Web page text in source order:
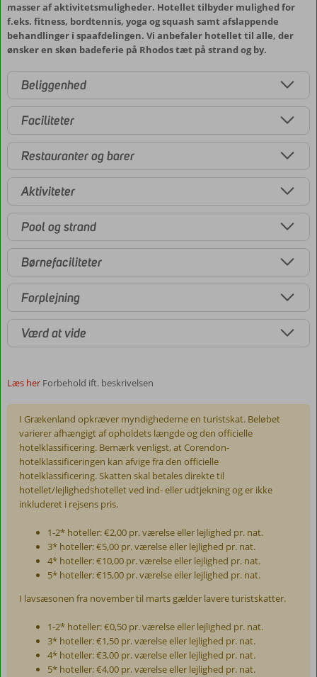
masser af aktivitetsmuligheder. Hotellet tilbyder mulighed for
f.eks. fitness, bordtennis, yoga og squash samt afslappende
behandlinger i spaafdelingen. Vi anbefaler hotellet til alle, der
ønsker en skøn badeferie på Rhodos tæt på strand og by.
Beliggenhed
Faciliteter
Restauranter og barer
Aktiviteter
Pool og strand
Børnefaciliteter
Forplejning
Værd at vide
Læs her Forbehold ift. beskrivelsen
I Grækenland opkræver myndighederne en turistskat. Beløbet
varierer afhængigt af opholdets længde og den officielle
hotelklassificering. Bemærk venligst, at Corendon-
hotelklassificeringen kan afvige fra den officielle
hotelklassificering. Skatten skal betales direkte til
hotellet/lejlighedshotellet ved ind- eller udtjekning og er ikke
inkluderet i rejsens pris.
1-2* hoteller: €2,00 pr. værelse eller lejlighed pr. nat.
3* hoteller: €5,00 pr. værelse eller lejlighed pr. nat.
4* hoteller: €10,00 pr. værelse eller lejlighed pr. nat.
5* hoteller: €15,00 pr. værelse eller lejlighed pr. nat.
I lavsæsonen fra november til marts gælder lavere turistskatter.
1-2* hoteller: €0,50 pr. værelse eller lejlighed pr. nat.
3* hoteller: €1,50 pr. værelse eller lejlighed pr. nat.
4* hoteller: €3,00 pr. værelse eller lejlighed pr. nat.
5* hoteller: €4,00 pr. værelse eller lejlighed pr. nat.